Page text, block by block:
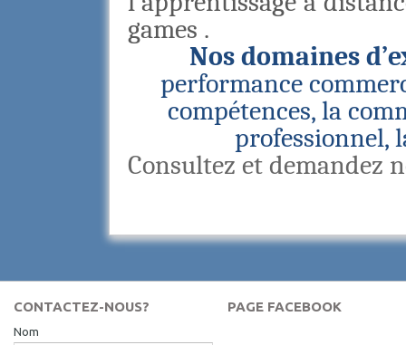
games .
Nos domaines
performance
compétences, la
professionnel,
Consultez et demandez
CONTACTEZ-NOUS?
Nom
PAGE FACEBOOK